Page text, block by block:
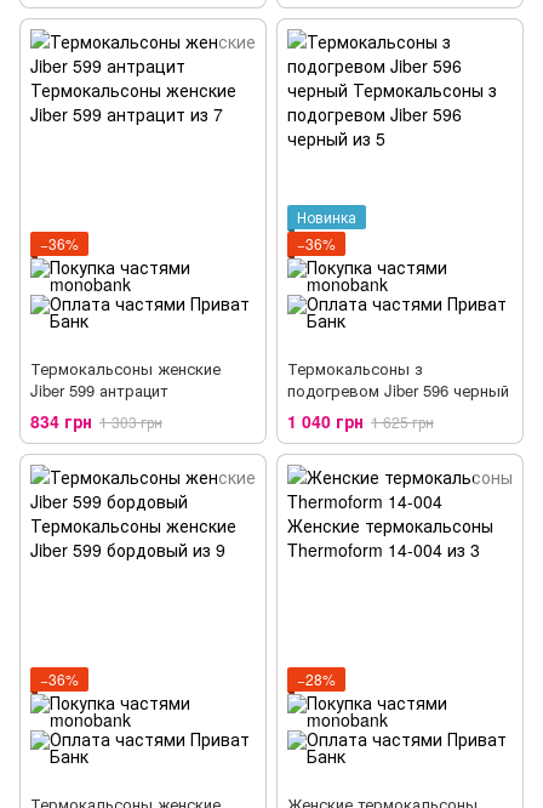
−36%
Термокальсоны женские
Jiber 599 антрацит
834 грн 1 303 грн
Новинка
−36%
Термокальсоны з
подогревом Jiber 596 черный
1 040 грн 1 625 грн
−36% −28%